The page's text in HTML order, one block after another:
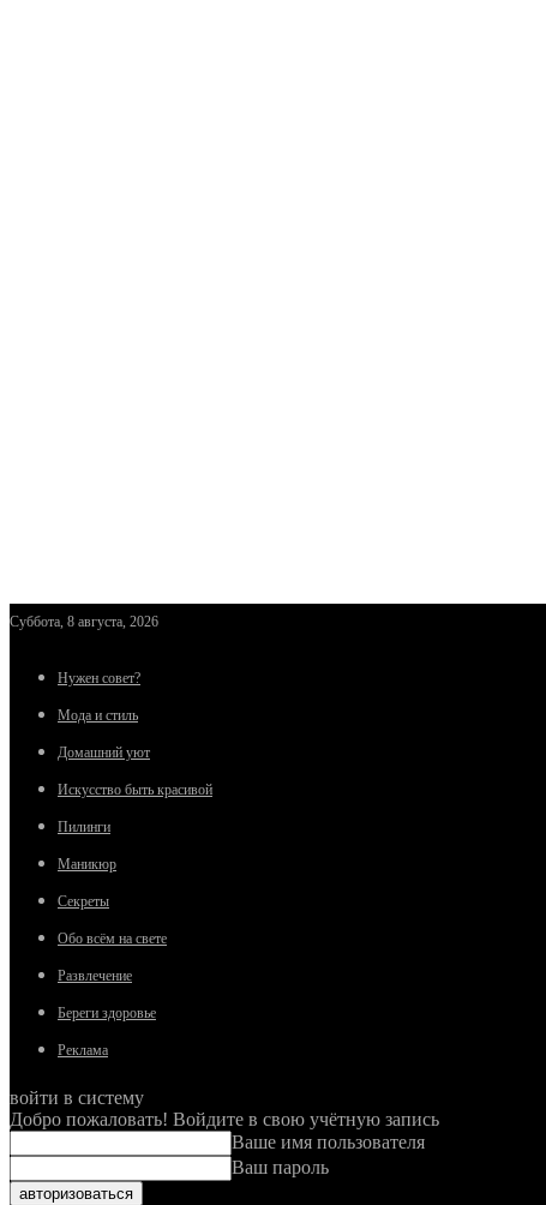
Суббота, 8 августа, 2026
Нужен совет?
Мода и стиль
Домашний уют
Искусство быть красивой
Пилинги
Маникюр
Секреты
Обо всём на свете
Развлечение
Береги здоровье
Реклама
войти в систему
Добро пожаловать! Войдите в свою учётную запись
Ваше имя пользователя
Ваш пароль